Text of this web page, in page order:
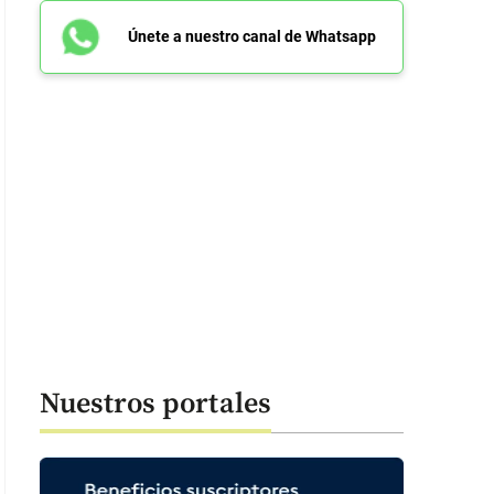
del bus de la Selección Colombia fue retenido por un grupo de
quienes vandalizaron el bus. FOTO PANTALLAZO
Únete a nuestro canal de Whatsapp
Nuestros portales